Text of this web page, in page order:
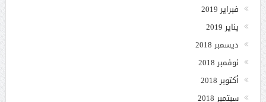
فبراير 2019
يناير 2019
ديسمبر 2018
نوفمبر 2018
أكتوبر 2018
سبتمبر 2018